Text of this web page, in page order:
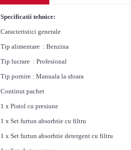
Specificatii tehnice:
Caracteristici generale
Tip alimentare : Benzina
Tip lucrare : Profesional
Tip pornire : Manuala la sfoara
Continut pachet
1 x Pistol cu presiune
1 x Set furtun absorbtie cu filtru
1 x Set furtun absorbtie detergent cu filtru